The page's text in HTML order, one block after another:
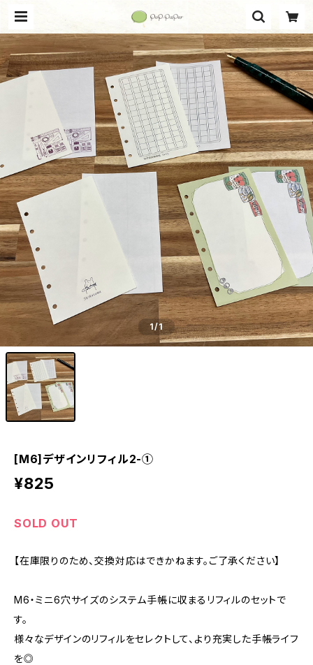
1/1
[M6]デザインリフィル2-①
¥825
SOLD OUT
【在庫限りのため、交換対応はできかねます。ご了承ください】
M6・ミニ6穴サイズのシステム手帳に収まるリフィルのセットで
す。
様々なデザインのリフィルをセレクトして、より充実した手帳ライフ
を◎